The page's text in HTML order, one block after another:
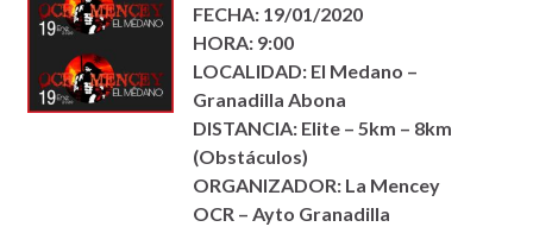
FECHA: 19/01/2020
HORA: 9:00
LOCALIDAD: El Medano –
Granadilla Abona
DISTANCIA: Elite – 5km – 8km
(Obstáculos)
ORGANIZADOR: La Mencey
OCR – Ayto Granadilla